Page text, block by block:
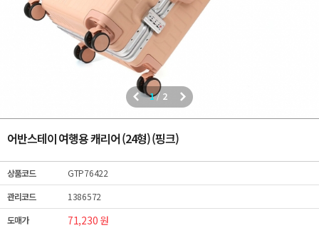
1/ 2
어반스테이 여행용 캐리어 (24형) (핑크)
상품코드
GTP76422
관리코드
1386572
도매가
71,230 원